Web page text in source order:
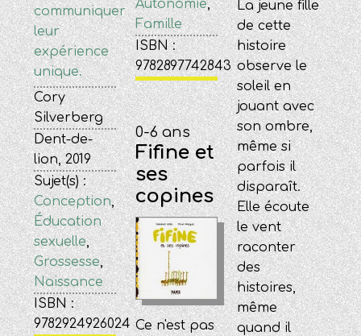
Autonomie,
Famille
ISBN :
9782897742843
communiquer
leur
expérience
unique.
Cory
Silverberg
Dent-de-
lion, 2019
Sujet(s) :
Conception,
Éducation
sexuelle,
Grossesse,
Naissance
ISBN :
9782924926024
0-6 ans
Fifine et
ses
copines
Ce n'est pas
La jeune fille
de cette
histoire
observe le
soleil en
jouant avec
son ombre,
même si
parfois il
disparaît.
Elle écoute
le vent
raconter
des
histoires,
même
quand il